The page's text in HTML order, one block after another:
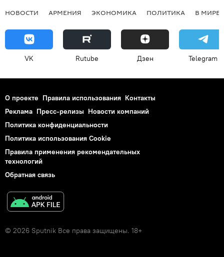
НОВОСТИ АРМЕНИЯ ЭКОНОМИКА ПОЛИТИКА В МИРЕ
VK Rutube Дзен Telegram
О проекте Правила использования Контакты
Реклама Пресс-релизы Новости компаний
Политика конфиденциальности
Политика использования Cookie
Правила применения рекомендательных
технологий
Обратная связь
© 2026 Sputnik Все права защищены. 18+